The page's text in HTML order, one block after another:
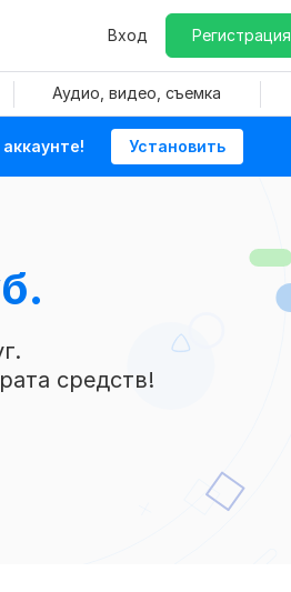
Вход Регистрация
Аудио, видео, съемка
Установить
средств!